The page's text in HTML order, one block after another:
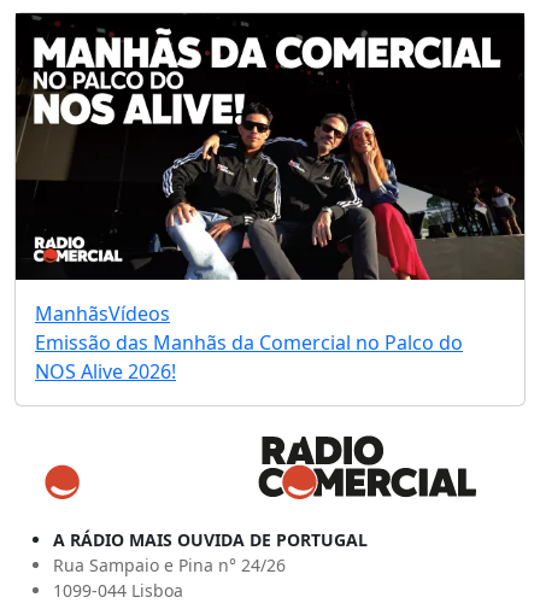
ManhãsVídeos
Emissão das Manhãs da Comercial no Palco do
NOS Alive 2026!
A RÁDIO MAIS OUVIDA DE PORTUGAL
Rua Sampaio e Pina n° 24/26
1099-044 Lisboa